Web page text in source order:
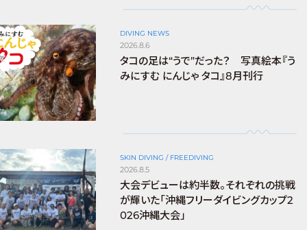
DIVING NEWS
2026.8.6
タコの足は“うで”だった？ 写真絵本『う
みにすむ にんじゃ タコ』8月刊行
SKIN DIVING / FREEDIVING
2026.8.5
大会デビューは約半数。それぞれの挑戦
が輝いた「沖縄フリーダイビングカップ2
026沖縄大会」